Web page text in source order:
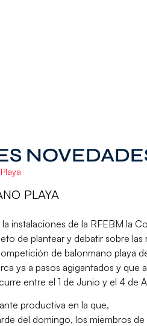
PLAYA
instalaciones de la RFEBM la
de plantear y debatir sobre
de balonmano playa
ya a pasos agigantados y que
entre el 1 de Junio y el 4 de
productiva en la que,
del domingo, los miembros